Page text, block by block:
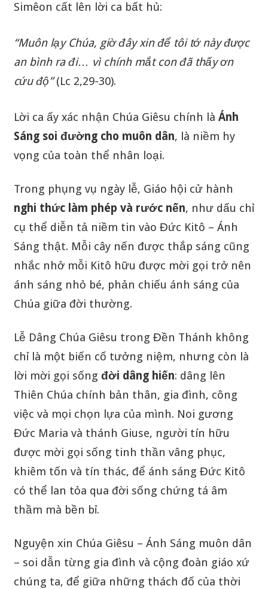
Simêon cất lên lời ca bất hủ:
“Muôn lạy Chúa, giờ đây xin để tôi tớ này được
an bình ra đi… vì chính mắt con đã thấy ơn
cứu độ”(Lc 2,29-30).
Lời ca ấy xác nhận Chúa Giêsu chính là Ánh
Sáng soi đường cho muôn dân, là niềm hy
vọng của toàn thể nhân loại.
Trong phụng vụ ngày lễ, Giáo hội cử hành
nghi thức làm phép và rước nến, như dấu chỉ
cụ thể diễn tả niềm tin vào Đức Kitô – Ánh
Sáng thật. Mỗi cây nến được thắp sáng cũng
nhắc nhở mỗi Kitô hữu được mời gọi trở nên
ánh sáng nhỏ bé, phản chiếu ánh sáng của
Chúa giữa đời thường.
Lễ Dâng Chúa Giêsu trong Đền Thánh không
chỉ là một biến cố tưởng niệm, nhưng còn là
lời mời gọi sống đời dâng hiến: dâng lên
Thiên Chúa chính bản thân, gia đình, công
việc và mọi chọn lựa của mình. Noi gương
Đức Maria và thánh Giuse, người tín hữu
được mời gọi sống tinh thần vâng phục,
khiêm tốn và tín thác, để ánh sáng Đức Kitô
có thể lan tỏa qua đời sống chứng tá âm
thầm mà bền bỉ.
Nguyện xin Chúa Giêsu – Ánh Sáng muôn dân
– soi dẫn từng gia đình và cộng đoàn giáo xứ
chúng ta, để giữa những thách đố của thời